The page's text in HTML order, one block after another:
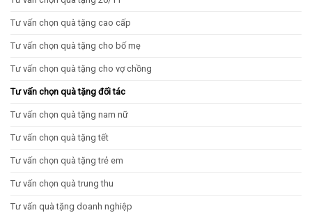
Tư vấn chọn quà tặng cao cấp
Tư vấn chọn quà tặng cho bố mẹ
Tư vấn chọn quà tặng cho vợ chồng
Tư vấn chọn quà tặng đối tác
Tư vấn chọn quà tặng nam nữ
Tư vấn chọn quà tặng tết
Tư vấn chọn quà tặng trẻ em
Tư vấn chọn quà trung thu
Tư vấn quà tặng doanh nghiệp